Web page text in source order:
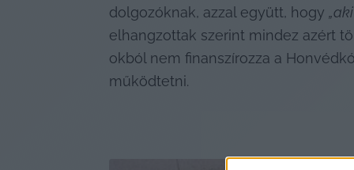
dolgozóknak, azzal együtt, hogy
elhangzottak szerint mindez azért
okból nem finanszírozza a
működtetni.